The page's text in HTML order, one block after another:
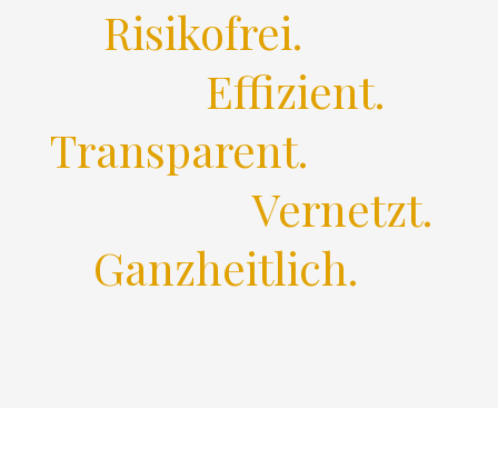
Risikofrei.
Effizient.
Transparent.
Vernetzt.
Ganzheitlich.